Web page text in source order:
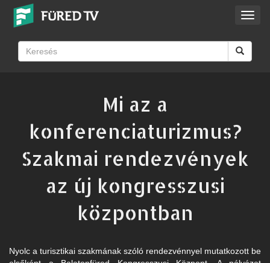
Mi az a
konferenciaturizmus?
Szakmai rendezvények
az új kongresszusi
központban
Nyolc a turisztikai szakmának szóló rendezvénnyel mutatkozott be